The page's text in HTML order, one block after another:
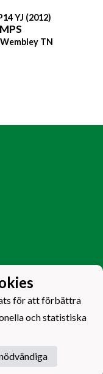
YJ (2012)
TN
för att förbättra
och statistiska